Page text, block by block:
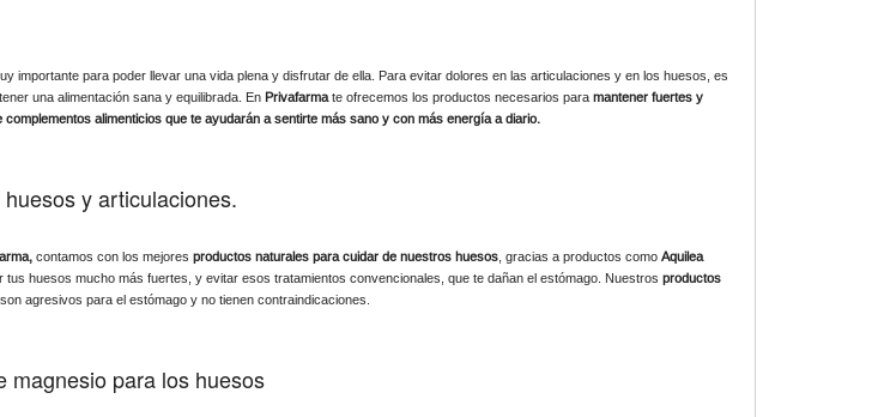
importante para poder llevar una vida plena y disfrutarde ella. Para evitar dolores en las articulaciones y en los huesos, es
una alimentación sana y equilibrada. En Privafarmate ofrecemos los productos necesarios para mantener fuertes y
alimenticios que te ayudarán a sentirte más sano y con más energía a diario.
y articulaciones.
contamos con los mejores productos naturales para cuidar de nuestros huesos, gracias a productos como Aquilea
tus huesos mucho más fuertes, y evitar esos tratamientos convencionales, que te dañan el estómago. Nuestros productos
agresivos para el estómago y no tienen contraindicaciones.
magnesio para los huesos